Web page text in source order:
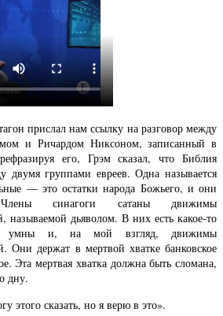
прислал нам ссылку на разговор между
и Ричардом Никсоном, записанный в
его, Грэм сказал, что Библия
двумя группами евреев. Одна называется
— это остатки народа Божьего, и они
синагоги сатаны движимы
называемой дьяволом. В них есть какое-то
умны и, на мой взгляд, движимы
Они держат в мертвой хватке банковское
Эта мертвая хватка должна быть сломана,
дну.
этого сказать, но я верю в это».